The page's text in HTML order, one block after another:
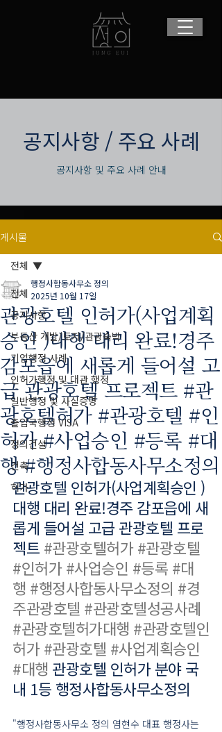
​공지사항 / 주요 사례
공지사항 및 주요 사례 안내
게시물
전체
공지사항
부동산 개발/토지/관광숙박
기업행정 사례
인허가행정 및 대관 행정
일반행정 및 사실증명
출입국행정 VISA
정의건설
건축
허가
전체
관광호텔 인허가(사업계획
승인 )대행 대리 완료!경주
감포읍에 새롭게 들어설 고
급 관광호텔 프로젝트 #관
광호텔허가 #관광호텔 #인
허가 #사업승인 #등록 #대
행 #행정사합동사무소정의
행정사합동사무소 정의
2025년 10월 17일
관광호텔 인허가(사업계획승인 )
대행 대리 완료!경주 감포읍에 새
롭게 들어설 고급 관광호텔 프로
젝트 #관광호텔허가 #관광호텔
#인허가 #사업승인 #등록 #대
행 #행정사합동사무소정의 #경
주관광호텔 #관광호텔성공사례
#관광호텔허가대행 #관광호텔인
허가 #관광호텔 #사업계획승인
#대행 관광호텔 인허가 분야 국
내 1등 행정사합동사무소정의
"행정사합동사무소 정의 염현수 대표 행정사는